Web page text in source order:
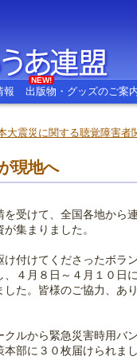
盟
報 出版物・グッズのご案
NEW!
大震災に関する聴覚障害者
現地へ
受けて、全国各地から
集まりました。
け付けてくださったボラ
４月８日～４月１０日
た。皆様のご協力、あ
ルから緊急災害時用バ
部に３０枚届けられま